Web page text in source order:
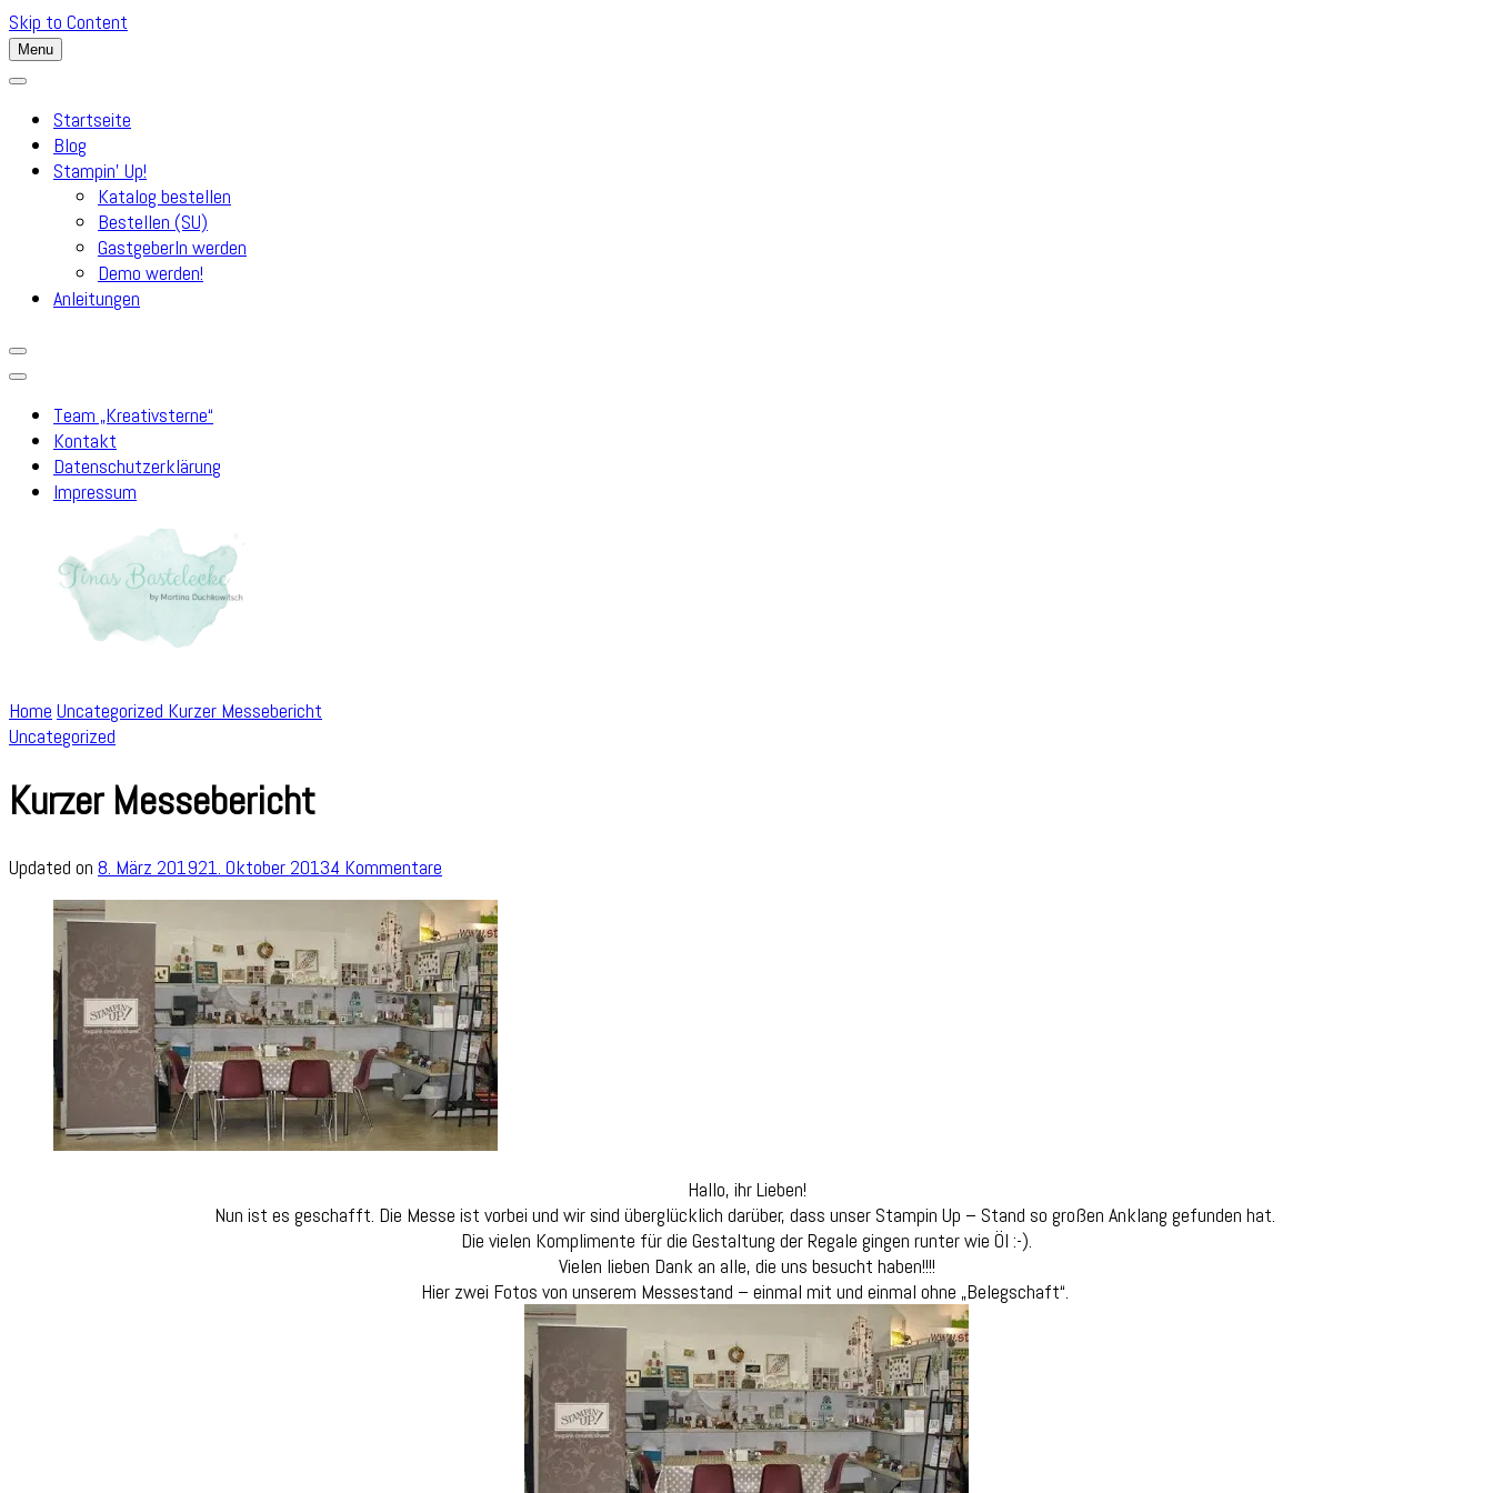
Skip to Content
Menu
Startseite
Blog
Stampin’ Up!
Katalog bestellen
Bestellen (SU)
GastgeberIn werden
Demo werden!
Anleitungen
Team „Kreativsterne“
Kontakt
Datenschutzerklärung
Impressum
Home Uncategorized Kurzer Messebericht
Uncategorized
Kurzer Messebericht
Updated on 8. März 201921. Oktober 20134 Kommentare
Messebericht
Hallo, ihr Lieben!
Nun ist es geschafft. Die Messe ist vorbei und wir sind überglücklich darüber, dass unser Stampin Up – Stand so großen Anklang gefunden hat.
Die vielen Komplimente für die Gestaltung der Regale gingen runter wie Öl :-).
Vielen lieben Dank an alle, die uns besucht haben!!!!
Hier zwei Fotos von unserem Messestand – einmal mit und einmal ohne „Belegschaft“.